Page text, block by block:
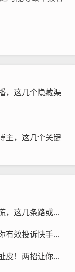
被误伤限流甚至
找
这些团队通常深
速收集来自各
合规的公关渠
解除危机。
主页点击都传
产业链，这才
,本质上就是在保
微信咨询
，这几个隐藏渠
主，这几个关键
封快手号网站，快手号被永久封禁？别慌，这几条路或许能帮你找回账号
怎样投诉快手小店，维权有道，三步教你有效投诉快手小店，重拾消费者权益
怎样投诉快手商家最有效果，别再无效扯皮！两招让你的快手商家投诉立竿见影